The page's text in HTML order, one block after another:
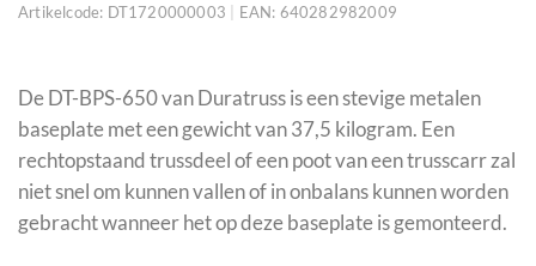
Artikelcode: DT1720000003 EAN: 640282982009
De DT-BPS-650 van Duratruss is een stevige metalen
baseplate met een gewicht van 37,5 kilogram. Een
rechtopstaand trussdeel of een poot van een trusscarr zal
niet snel om kunnen vallen of in onbalans kunnen worden
gebracht wanneer het op deze baseplate is gemonteerd.